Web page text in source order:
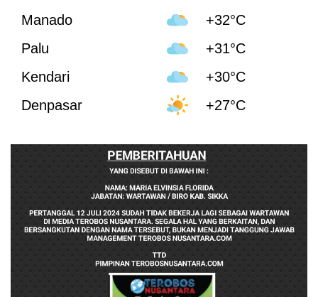
Manado
+32°C
Palu
+31°C
Kendari
+30°C
Denpasar
+27°C